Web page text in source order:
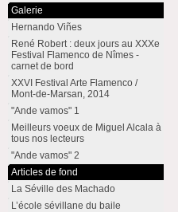
Galerie
Hernando Viñes
René Robert : deux jours au XXXe
Festival Flamenco de Nîmes -
carnet de bord
XXVI Festival Arte Flamenco /
Mont-de-Marsan, 2014
"Ande vamos" 1
Meilleurs voeux de Miguel Alcala à
tous nos lecteurs
"Ande vamos" 2
Articles de fond
La Séville des Machado
L’école sévillane du baile